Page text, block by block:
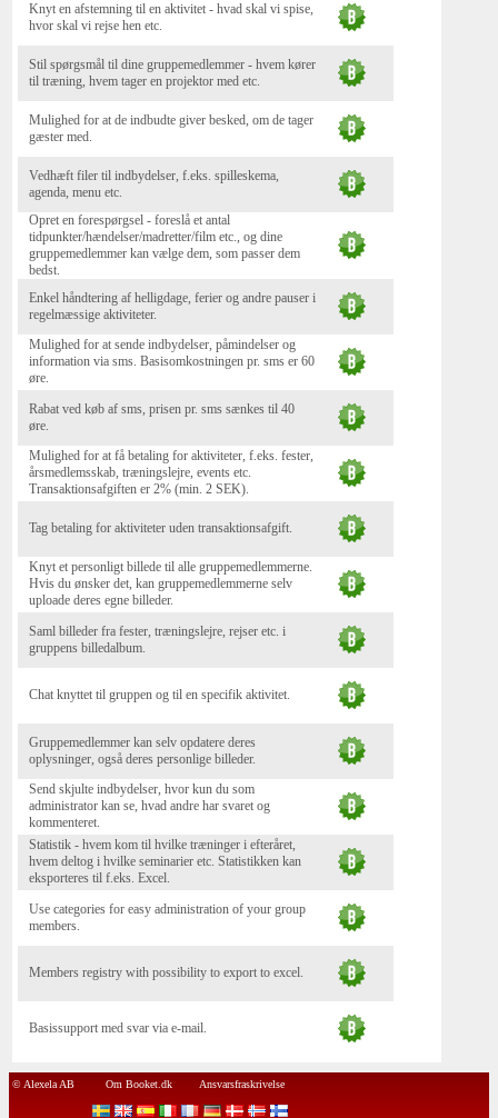
Knyt en afstemning til en aktivitet - hvad skal vi spise,
hvor skal vi rejse hen etc.
Stil spørgsmål til dine gruppemedlemmer - hvem kører
til træning, hvem tager en projektor med etc.
Mulighed for at de indbudte giver besked, om de tager
gæster med.
Vedhæft filer til indbydelser, f.eks. spilleskema,
agenda, menu etc.
Opret en forespørgsel - foreslå et antal
tidpunkter/hændelser/madretter/film etc., og dine
gruppemedlemmer kan vælge dem, som passer dem
bedst.
Enkel håndtering af helligdage, ferier og andre pauser i
regelmæssige aktiviteter.
Mulighed for at sende indbydelser, påmindelser og
information via sms. Basisomkostningen pr. sms er 60
øre.
Rabat ved køb af sms, prisen pr. sms sænkes til 40
øre.
Mulighed for at få betaling for aktiviteter, f.eks. fester,
årsmedlemsskab, træningslejre, events etc.
Transaktionsafgiften er 2% (min. 2 SEK).
Tag betaling for aktiviteter uden transaktionsafgift.
Knyt et personligt billede til alle gruppemedlemmerne.
Hvis du ønsker det, kan gruppemedlemmerne selv
uploade deres egne billeder.
Saml billeder fra fester, træningslejre, rejser etc. i
gruppens billedalbum.
Chat knyttet til gruppen og til en specifik aktivitet.
Gruppemedlemmer kan selv opdatere deres
oplysninger, også deres personlige billeder.
Send skjulte indbydelser, hvor kun du som
administrator kan se, hvad andre har svaret og
kommenteret.
Statistik - hvem kom til hvilke træninger i efteråret,
hvem deltog i hvilke seminarier etc. Statistikken kan
eksporteres til f.eks. Excel.
Use categories for easy administration of your group
members.
Members registry with possibility to export to excel.
Basissupport med svar via e-mail.
© Alexela AB Om Booket.dk Ansvarsfraskrivelse